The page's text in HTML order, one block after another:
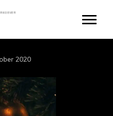
2020